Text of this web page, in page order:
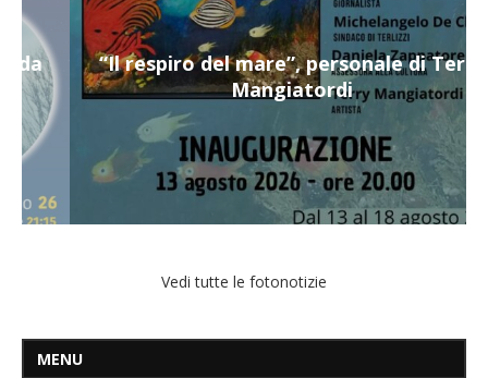
“Il respiro del mare”, personale di Terry
Mangiatordi
Vedi tutte le fotonotizie
MENU